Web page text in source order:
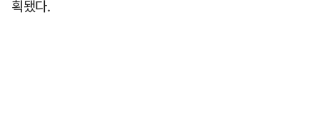
획됐다.